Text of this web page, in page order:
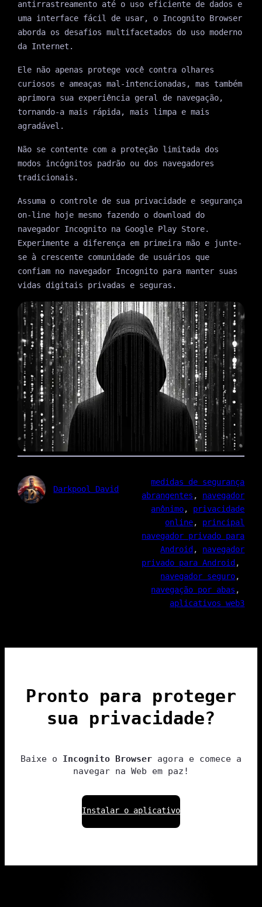
antirrastreamento até o uso eficiente de dados e
uma interface fácil de usar, o Incognito Browser
aborda os desafios multifacetados do uso moderno
da Internet.
Ele não apenas protege você contra olhares
curiosos e ameaças mal-intencionadas, mas também
aprimora sua experiência geral de navegação,
tornando-a mais rápida, mais limpa e mais
agradável.
Não se contente com a proteção limitada dos
modos incógnitos padrão ou dos navegadores
tradicionais.
Assuma o controle de sua privacidade e segurança
on-line hoje mesmo fazendo o download do
navegador Incognito na Google Play Store.
Experimente a diferença em primeira mão e junte-
se à crescente comunidade de usuários que
confiam no navegador Incognito para manter suas
vidas digitais privadas e seguras.
Darkpool David
medidas de segurança
abrangentes , navegador
anônimo, privacidade
online, principal
navegador privado para
Android , navegador
privado para Android
navegador seguro
navegação por abas
aplicativos web3
Pronto para proteger
sua privacidade?
Baixe o Incognito Browser agora e comece a
navegar na Web em paz!
Instalar o aplicativo